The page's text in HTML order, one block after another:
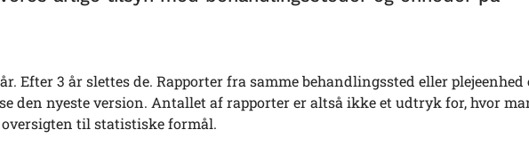
Efter 3 år slettes de. Rapporter fra samme behandlingssted eller
den nyeste version. Antallet af rapporter er altså ikke et udtryk for, hvor
til statistiske formål.